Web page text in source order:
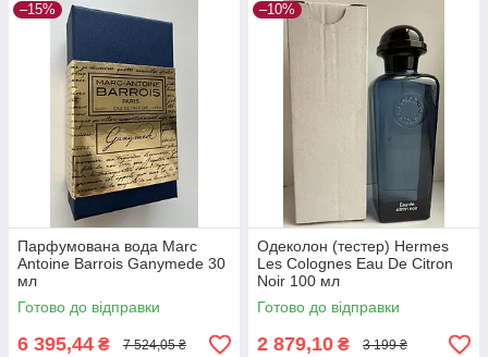
–15%
Парфумована вода Marc
Antoine Barrois Ganymede 30
мл
Готово до відправки
6 395,44 ₴ 7 524,05 ₴
–10%
Одеколон (тестер) Hermes
Les Colognes Eau De Citron
Noir 100 мл
Готово до відправки
2 879,10 ₴ 3 199 ₴